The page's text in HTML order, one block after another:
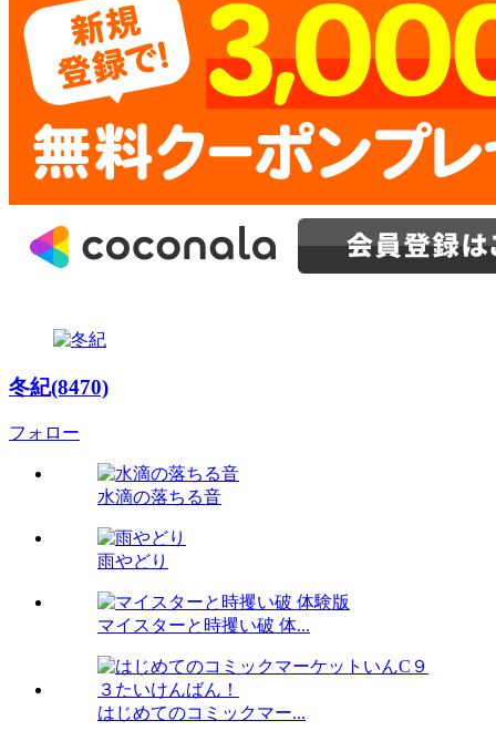
冬紀(8470)
フォロー
水滴の落ちる音
雨やどり
マイスターと時攫い破 体...
はじめてのコミックマー...